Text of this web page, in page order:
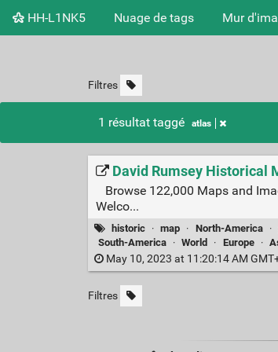
HH-L1NK5 Nuage de tags Mur
Filtres
1 résultat taggé atlas
David Rumsey Historical
Browse 122,000 Maps and
Welco...
historic · map · North-America ·
South-America · World · Europe ·
May 10, 2023 at 11:20:14 AM
Filtres